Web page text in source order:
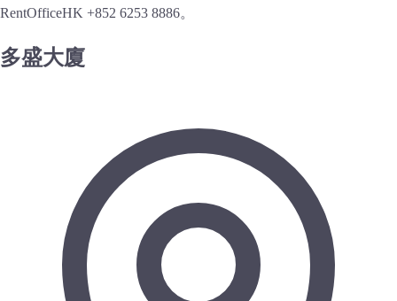
RentOfficeHK +852 6253 8886。
多盛大廈